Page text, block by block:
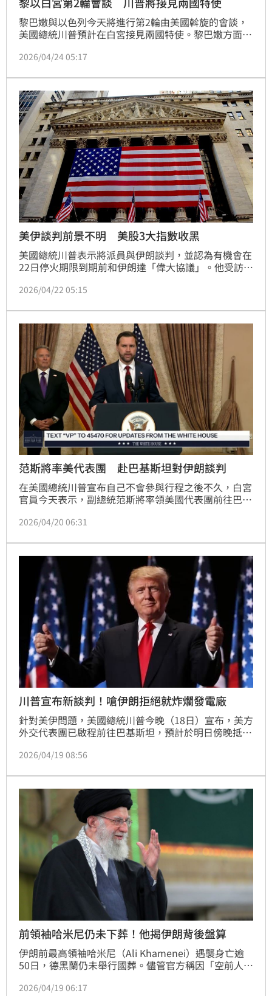
黎巴嫩與以色列今天將進行第2輪由美國斡旋的會談，
美國總統川普預計在白宮接見兩國特使。黎巴嫩方面將
火。
2026/04/24 05:17
美伊談判前景不明 美股3大指數收黑
美國總統川普表示將派員與伊朗談判，並認為有機會在
22日停火期限到期前和伊朗達「偉大協議」。他受訪更
資者擔心美國和伊朗之間，無法在週三停火協議到期之
2026/04/22 05:15
范斯將率美代表團 赴巴基斯坦對伊朗談判
在美國總統川普宣布自己不會參與行程之後不久，白宮
官員今天表示，副總統范斯將率領美國代表團前往巴基
2026/04/20 06:31
川普宣布新談判！嗆伊朗拒絕就炸爛發電廠
針對美伊問題，美國總統川普今晚（18日）宣布，美方
外交代表團已啟程前往巴基斯坦，預計於明日傍晚抵達
提出一份「非常公平且合理」的協議，並嗆若伊朗不接
2026/04/19 08:56
前領袖哈米尼仍未下葬！他揭伊朗背後盤算
伊朗前最高領袖哈米尼（Ali Khamenei）遇襲身亡逾
50日，德黑蘭仍未舉行國葬。儘管官方稱因「空前人
全威脅與內部動盪，更須面臨交代哈米尼之子穆吉塔巴
2026/04/19 06:17